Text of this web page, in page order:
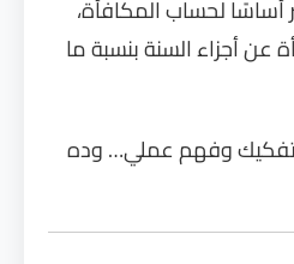
أساسًا لحساب المكافأة،
أجزاء السنة بنسبة ما
وفهم عملي… وده